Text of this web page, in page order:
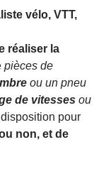
vélo, VTT,
réaliser la
pièces de
ou un pneu
de vitesses ou
pour
non, et de